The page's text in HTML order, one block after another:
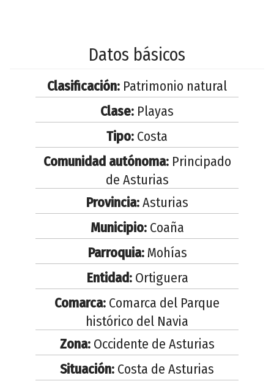
Datos básicos
Clasificación: Patrimonio natural
Clase: Playas
Tipo: Costa
Comunidad autónoma:Principado
de Asturias
Provincia:Asturias
Municipio:Coaña
Parroquia:Mohías
Entidad:Ortiguera
Comarca: Comarca del Parque
histórico del Navia
Zona:Occidente de Asturias
Situación: Costa de Asturias